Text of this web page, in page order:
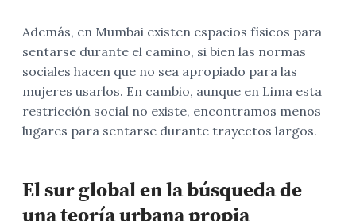
Además, en Mumbai existen espacios físicos para
sentarse durante el camino, si bien las normas
sociales hacen que no sea apropiado para las
mujeres usarlos. En cambio, aunque en Lima esta
restricción social no existe, encontramos menos
lugares para sentarse durante trayectos largos.
El sur global en la búsqueda de
una teoría urbana propia